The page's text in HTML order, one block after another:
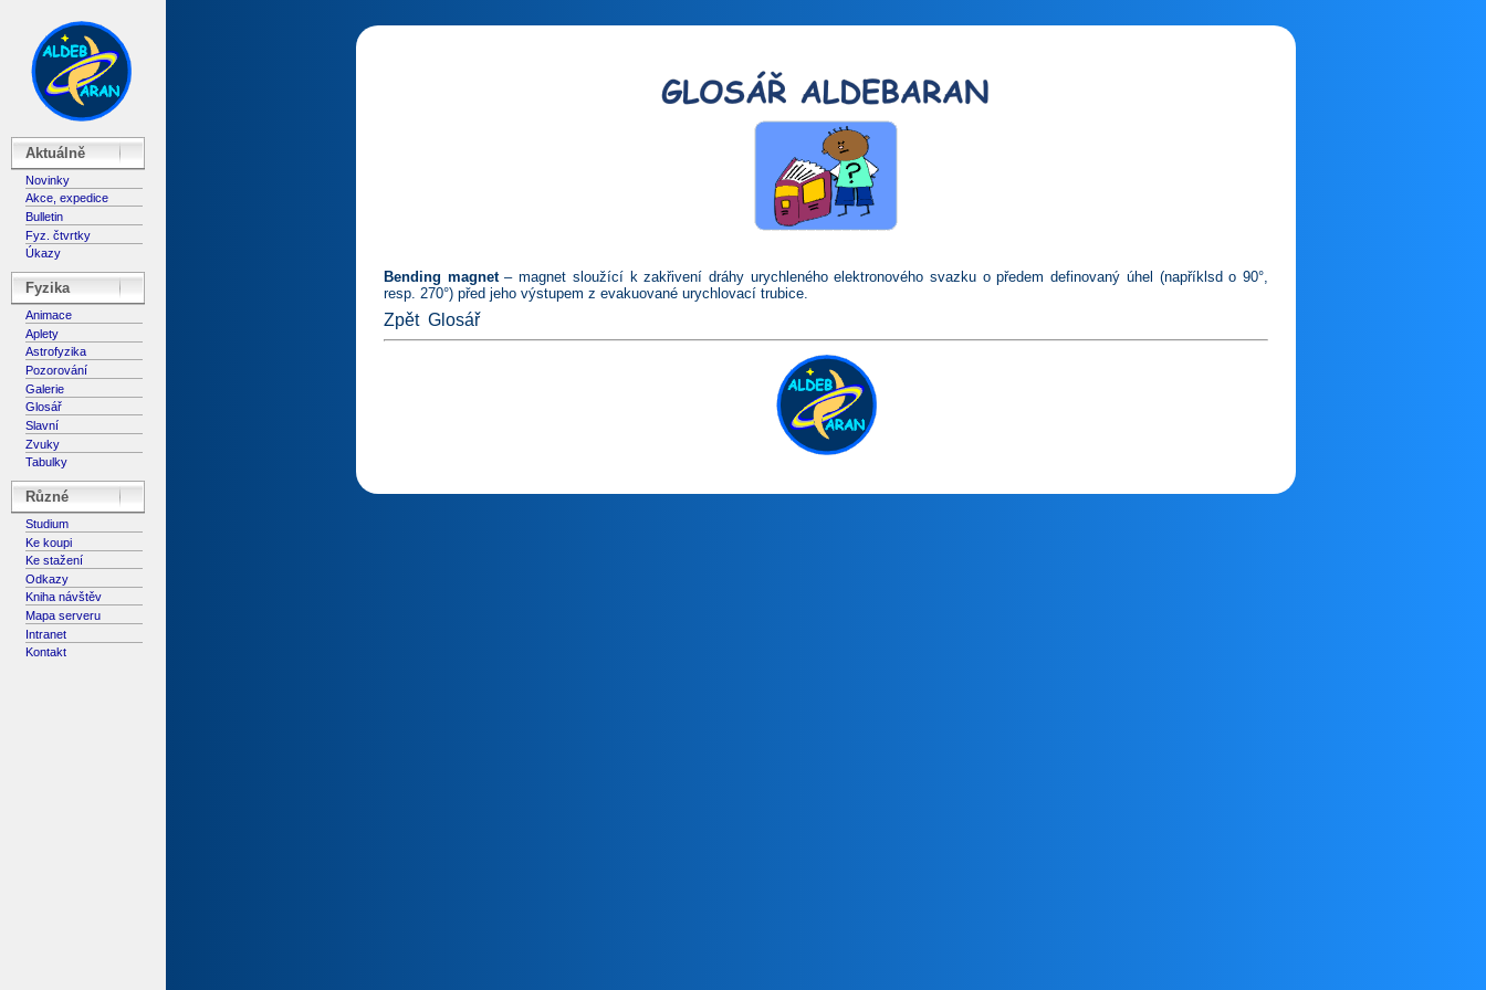
Aktuálně
Novinky
Akce, expedice
Bulletin
Fyz. čtvrtky
Úkazy
Fyzika
Animace
Aplety
Astrofyzika
Pozorování
Galerie
Glosář
Slavní
Zvuky
Tabulky
Různé
Studium
Ke koupi
Ke stažení
Odkazy
Kniha návštěv
Mapa serveru
Intranet
Kontakt
Bending magnet– magnet sloužící k zakřivení dráhy urychleného elektronového svazku o předem definovaný úhel (napříklsd o 90°,
resp. 270°) před jeho výstupem z evakuované urychlovací trubice.
Zpět Glosář